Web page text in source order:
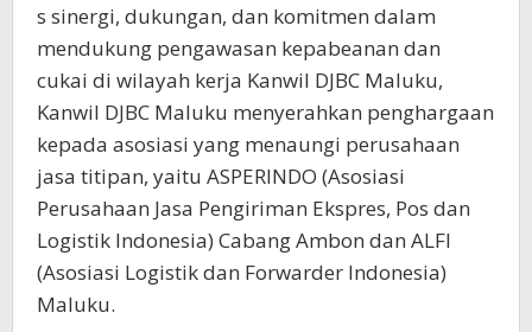
s sinergi, dukungan, dan komitmen dalam
mendukung pengawasan kepabeanan dan
cukai di wilayah kerja Kanwil DJBC Maluku,
Kanwil DJBC Maluku menyerahkan penghargaan
kepada asosiasi yang menaungi perusahaan
jasa titipan, yaitu ASPERINDO (Asosiasi
Perusahaan Jasa Pengiriman Ekspres, Pos dan
Logistik Indonesia) Cabang Ambon dan ALFI
(Asosiasi Logistik dan Forwarder Indonesia)
Maluku.